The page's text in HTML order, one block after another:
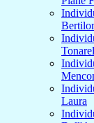
Laura